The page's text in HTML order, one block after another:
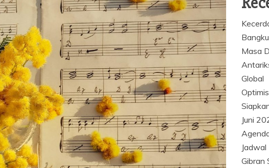
Masa
Global
Juni
Gibran